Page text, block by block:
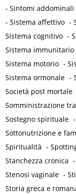
-Sintomi
-Sistema affettivo -
Sistema cognitivo -
Sistema immunitario
Sistema motorio -
Sistema ormonale -
Società post mortale
Somministrazione
Sostegno spirituale
Sottonutrizione e
Spiritualità -
Stanchezza cronica
Stenosi vaginale -
Storia greca e